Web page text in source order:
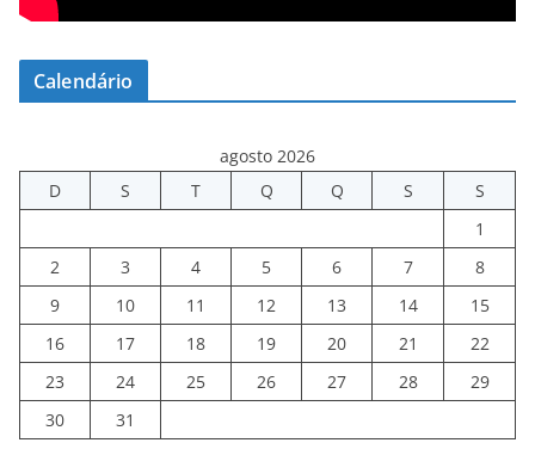
Calendário
agosto 2026
D
S T Q Q S
S
1
2
3 4 5 6 7
8
9
10 11 12 13 14
15
16
17 18 19 20 21
22
23
24 25 26 27 28
29
30
31